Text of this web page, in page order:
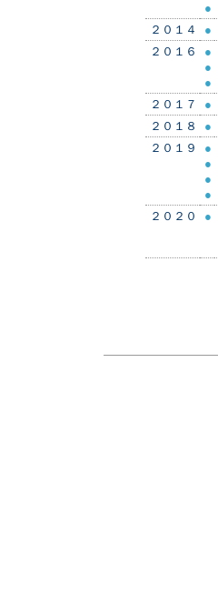
●
２０１４
●
２０１６
●
●
●
２０１７
●
２０１８
●
２０１９
●
●
●
●
２０２０
●